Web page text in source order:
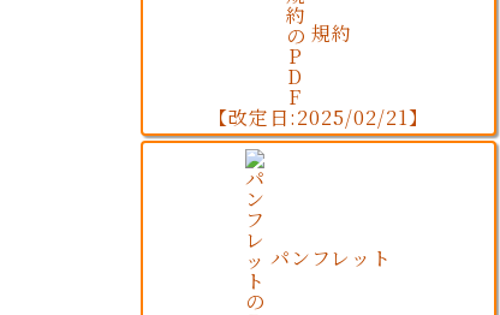
規約
【改定日:2025/02/21】
パンフレット